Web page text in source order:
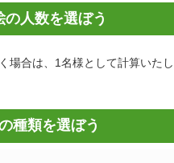
の人数を選ぼう
場合は、1名様として計算いた
種類を選ぼう